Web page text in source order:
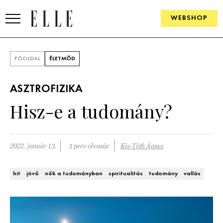
WEBSHOP
SZÉPSÉG
KULTÚRA
PÁRKAPCSOLAT
FŐOLDAL ÉLETMÓD
ASZTROFIZIKA
Hisz-e a tudomány?
2022. január 13. 3 perc olvasás Kis-Tóth Ágnes
hit jövő nők a tudományban spiritualitás tudomány vallás